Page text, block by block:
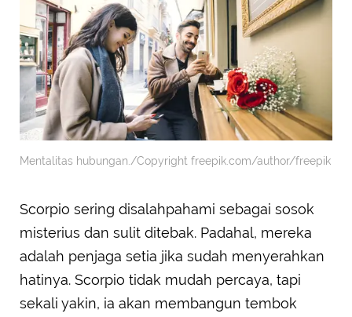
Mentalitas hubungan./Copyright freepik.com/author/freepik
Scorpio sering disalahpahami sebagai sosok
misterius dan sulit ditebak. Padahal, mereka
adalah penjaga setia jika sudah menyerahkan
hatinya. Scorpio tidak mudah percaya, tapi
sekali yakin, ia akan membangun tembok